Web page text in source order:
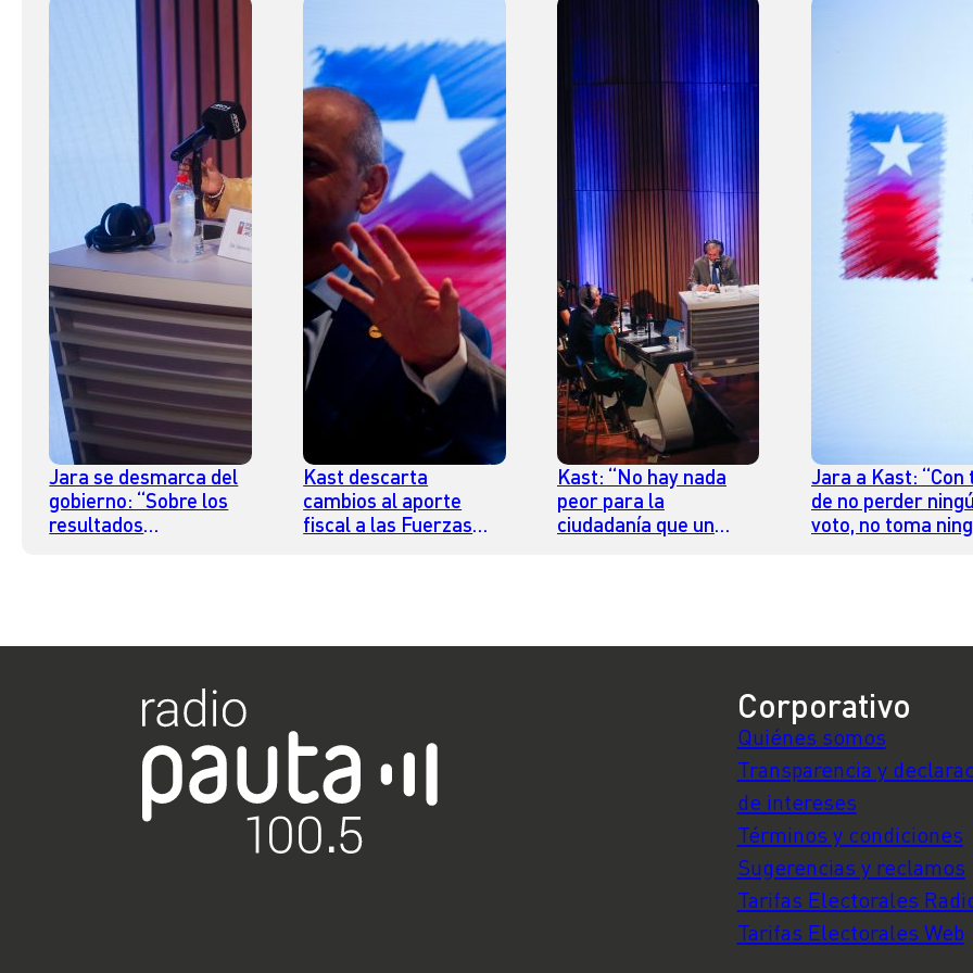
Jara se desmarca del
gobierno: “Sobre los
resultados
Kast descarta
cambios al aporte
fiscal a las Fuerzas
Kast: “No hay nada
peor para la
ciudadanía que un
Jara a Kast: “Con
de no perder
voto, no toma
Corporativo
Quiénes somos
Transparencia y
de intereses
Términos y condiciones
Sugerencias y reclamos
Tarifas Electorales
Tarifas Electorales Web